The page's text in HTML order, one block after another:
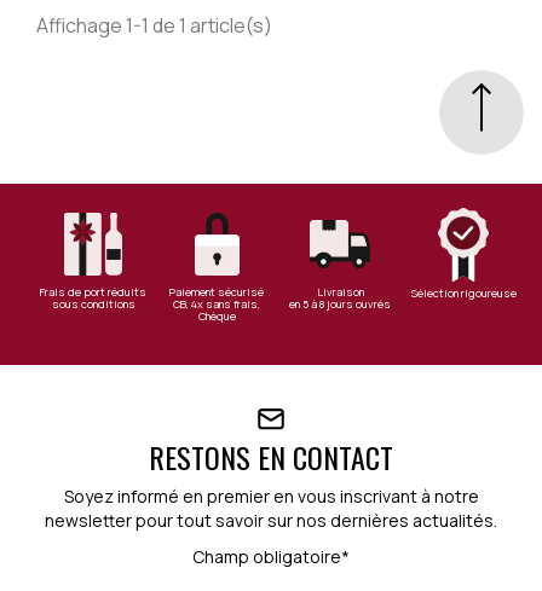
Affichage 1-1 de 1 article(s)
Frais de port réduits
sous conditions
Paiement sécurisé
CB, 4x sans frais,
Chèque
Livraison
en 5 à 8 jours ouvrés
Sélection rigoureuse
RESTONS EN CONTACT
Soyez informé en premier en vous inscrivant à notre
newsletter pour tout savoir sur nos dernières actualités.
Champ obligatoire*